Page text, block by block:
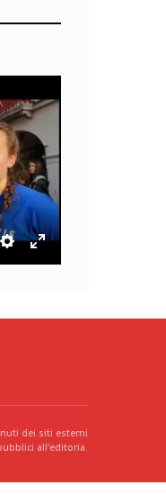
dei siti esterni
all’editoria.